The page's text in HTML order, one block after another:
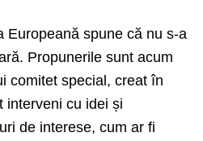
Europeană spune că nu s-a
Propunerile sunt acum
comitet special, creat în
interveni cu idei și
de interese, cum ar fi